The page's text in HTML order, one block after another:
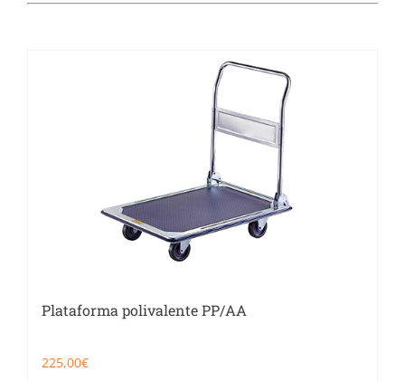
Plataforma polivalente PP/AA
225,00€